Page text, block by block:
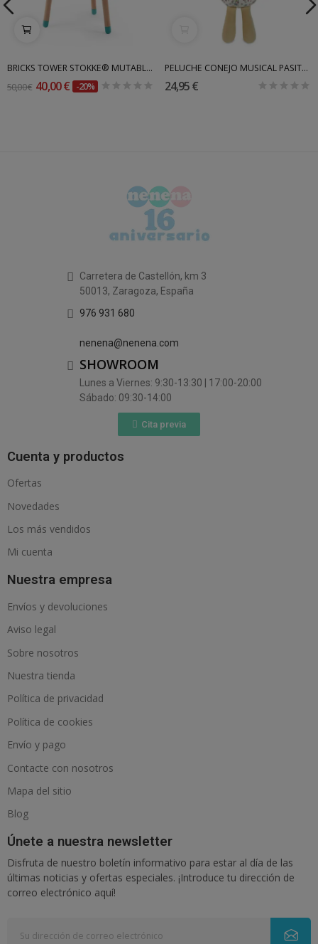
BRICKS TOWER STOKKE® MUTABLE™
50,00 € 40,00 € -20%
PELUCHE CONEJO MUSICAL PASITO A PASITO
24,95 €
Carretera de Castellón, km 3
50013, Zaragoza, España
976 931 680
nenena@nenena.com
SHOWROOM
Lunes a Viernes: 9:30-13:30 | 17:00-20:00
Sábado: 09:30-14:00
Cita previa
Cuenta y productos
Ofertas
Novedades
Los más vendidos
Mi cuenta
Nuestra empresa
Envíos y devoluciones
Aviso legal
Sobre nosotros
Nuestra tienda
Política de privacidad
Política de cookies
Envío y pago
Contacte con nosotros
Mapa del sitio
Blog
Únete a nuestra newsletter
Disfruta de nuestro boletín informativo para estar al día de las
últimas noticias y ofertas especiales. ¡Introduce tu dirección de
correo electrónico aquí!